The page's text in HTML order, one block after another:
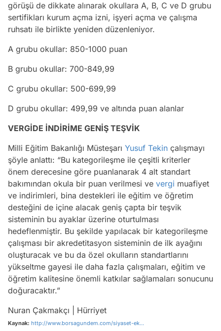
görüşü de dikkate alınarak okullara A, B, C ve D grubu
sertifikları kurum açma izni, işyeri açma ve çalışma
ruhsatı ile birlikte yeniden düzenleniyor.
A grubu okullar: 850-1000 puan
B grubu okullar: 700-849,99
C grubu okullar: 500-699,99
D grubu okullar: 499,99 ve altında puan alanlar
VERGİDE İNDİRİME GENİŞ TEŞVİK
Milli Eğitim Bakanlığı Müsteşarı Yusuf Tekin çalışmayı
şöyle anlattı: “Bu kategorileşme ile çeşitli kriterler
önem derecesine göre puanlanarak 4 alt standart
bakımından okula bir puan verilmesi ve vergi muafiyet
ve indirimleri, bina destekleri ile eğitim ve öğretim
desteğini de içine alacak geniş çapta bir teşvik
sisteminin bu ayaklar üzerine oturtulması
hedeflenmiştir. Bu şekilde yapılacak bir kategorileşme
çalışması bir akredetitasyon sisteminin de ilk ayağını
oluşturacak ve bu da özel okulların standartlarını
yükseltme gayesi ile daha fazla çalışmaları, eğitim ve
öğretim kalitesine önemli katkılar sağlamaları sonucunu
doğuracaktır.”
Nuran Çakmakçı | Hürriyet
Kaynak: http://www.borsagundem.com/siyaset-ek...